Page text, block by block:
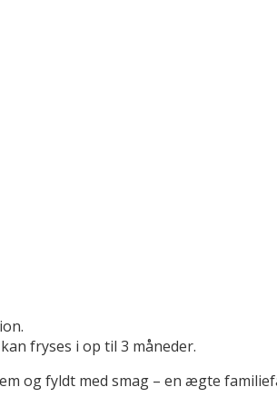
fryses i op til 3 måneder.
og fyldt med smag – en ægte